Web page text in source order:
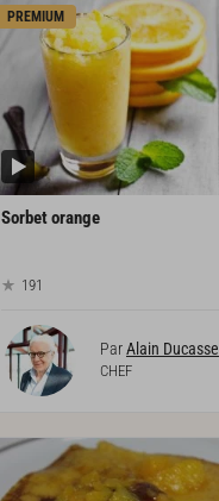
PREMIUM
Sorbetorange
191
ParAlain Ducasse
CHEF